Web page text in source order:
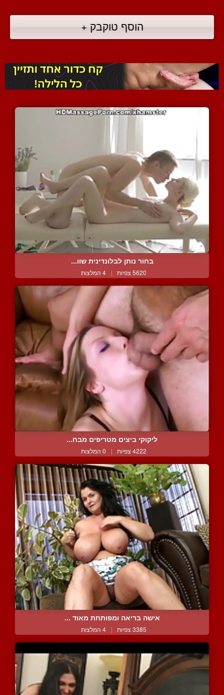
הוסף טוקבק +
בחור נותן לבלונדינית שוו...
5620 צפיות | 4 המלצות
ליקוקי ביצים מטריפים מבח...
4222 צפיות | 0 המלצות
אישה בריאה ומפותחת מאוד ...
3385 צפיות | 4 המלצות